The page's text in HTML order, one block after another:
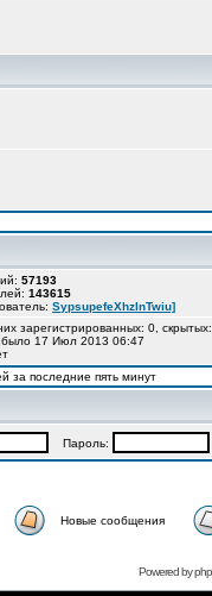
57193
143615
SypsupefeXhzlnTwiu]
них зарегистрированных: 0,
было 17 Июл 2013 06:47
за последние пять минут
Пароль:
Новые сообщения
Powered by